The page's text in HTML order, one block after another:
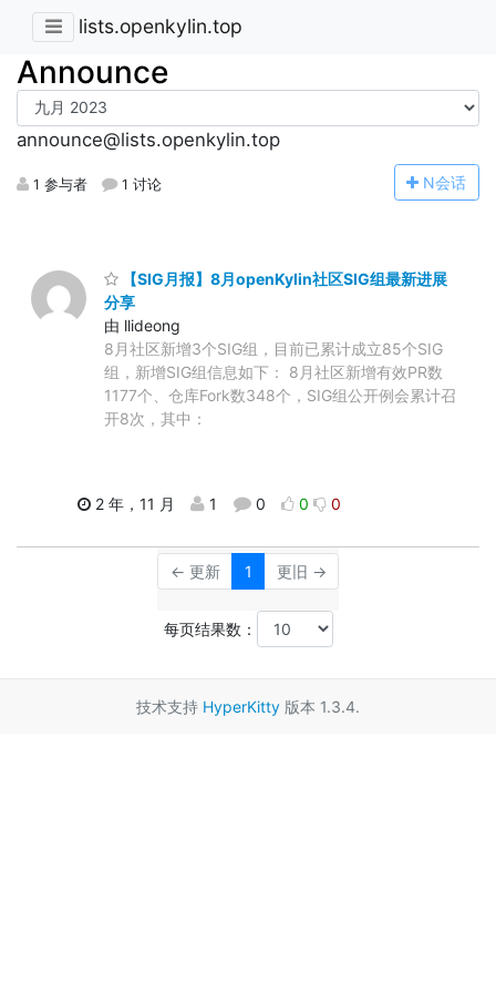
lists.openkylin.top
Announce
announce@lists.openkylin.top
1 参与者 1 讨论 N会话
【SIG月报】8月openKylin社区SIG组最新进展
分享
由 llideong
8月社区新增3个SIG组，目前已累计成立85个SIG
组，新增SIG组信息如下： 8月社区新增有效PR数
1177个、仓库Fork数348个，SIG组公开例会累计召
开8次，其中：
2 年，11 月 1 0 0 0
← 更新 1 更旧 →
每页结果数：
技术支持 HyperKitty 版本 1.3.4.